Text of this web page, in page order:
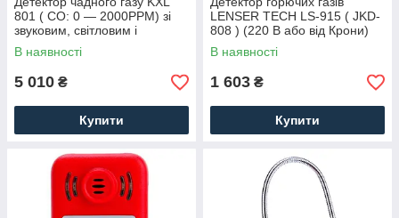
801 ( CO: 0 — 2000PPM) зі
звуковим, світловим і
вібросигналом, термометром
В наявності
5 010 ₴
Купити
LENSER TECH LS-915 ( JKD-
808 ) (220 В або від Крони)
В наявності
1 603 ₴
Купити